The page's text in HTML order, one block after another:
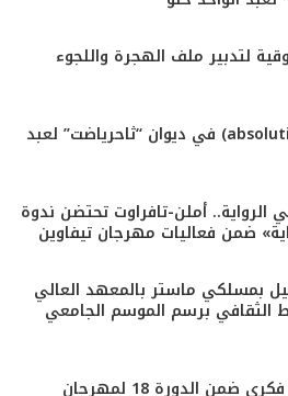
لتدبير ملف الهجرة واللجوء
شعرية الإطلاق (absolutisation) في ديوان “ثاحرياضت” لعبد
الرواية.. أملن-تافراوت تحتضن ندوة
ضمن فعاليات مهرجان تيفاوين
بمسلكي ماستر بالمعهد العالي
الثقافي برسم الموسم الجامعي
الرواية والقرية في لقاء فكري ضمن الدورة 18 لمهرجان